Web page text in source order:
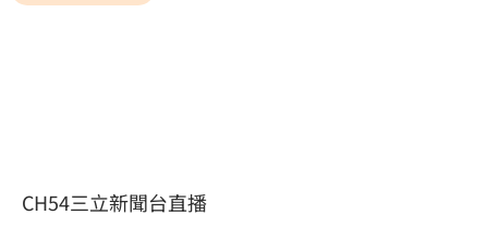
CH54三立新聞台直播